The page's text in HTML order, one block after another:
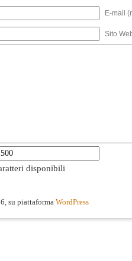
E-mail
Sito
disponibili
su piattaforma WordPress